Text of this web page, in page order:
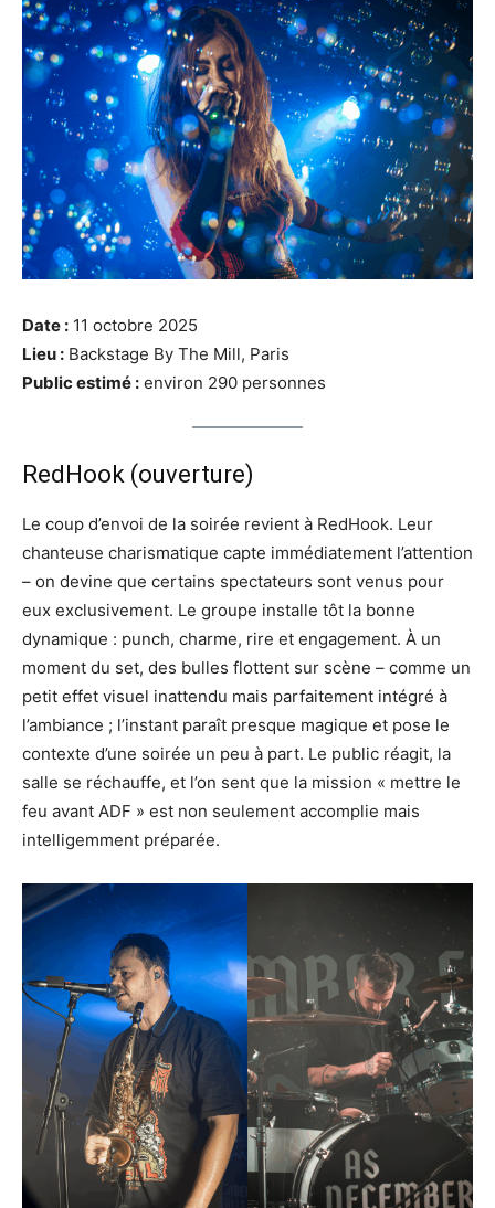
Date : 11 octobre 2025
Lieu : Backstage By The Mill, Paris
Public estimé : environ 290 personnes
RedHook (ouverture)
Le coup d’envoi de la soirée revient à RedHook. Leur
chanteuse charismatique capte immédiatement l’attention
– on devine que certains spectateurs sont venus pour
eux exclusivement. Le groupe installe tôt la bonne
dynamique : punch, charme, rire et engagement. À un
moment du set, des bulles flottent sur scène – comme un
petit effet visuel inattendu mais parfaitement intégré à
l’ambiance ; l’instant paraît presque magique et pose le
contexte d’une soirée un peu à part. Le public réagit, la
salle se réchauffe, et l’on sent que la mission « mettre le
feu avant ADF » est non seulement accomplie mais
intelligemment préparée.